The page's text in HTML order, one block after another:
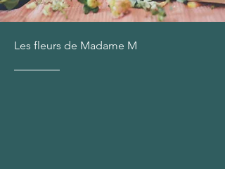
Les fleurs de Madame M